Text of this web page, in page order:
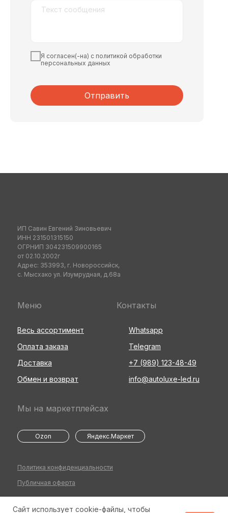
Я согласен(-на) с политикой обработки
персональных данных
Отправить
ИП Савин Евгений Зиновьевич
ИНН 231501315150
ОГРНИП 304231509900165
от 02.10.2002г
Адрес: 353993, г. Новороссийск,
с. Мысхако ул. Изумрудная, д.68а
Политика конфиденциальности
Публичная оферта
Обмен и возврат
Доставка
Оплата заказа
info@autoluxe-led.ru
Меню
Мы на маркетплейсах
Контакты
+7 (989) 123-48-49
Telegram
Весь ассортимент Whatsapp
Ozon Яндекс.Маркет
Сайт использует cookie-файлы, чтобы